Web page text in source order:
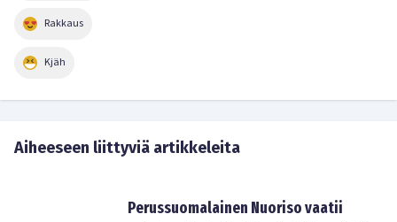
Rakkaus
Kjäh
Aiheeseen liittyviä artikkeleita
Perussuomalainen Nuoriso vaatii